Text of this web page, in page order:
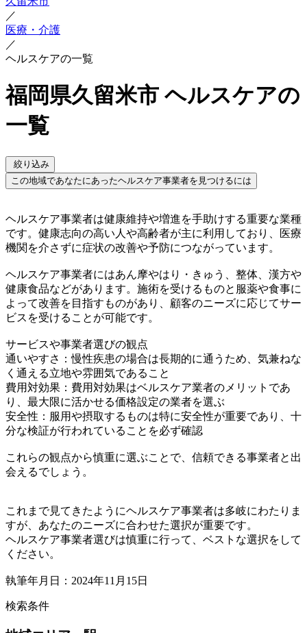
／
医療・介護
／
ヘルスケアの一覧
福岡県久留米市 ヘルスケアの
一覧
絞り込み
この地域であなたにあったヘルスケア事業者を見つけるには
ヘルスケア事業者は健康維持や増進を手助けする重要な業種
です。健康志向の高い人や高齢者が主に利用しており、医療
機関を介さずに症状の改善や予防につながっています。
ヘルスケア事業者にはあん摩やはり・きゅう、整体、漢方や
健康食品などがあります。施術を受けるものと服薬や食事に
よって改善を目指すものがあり、顧客のニーズに応じてサー
ビスを受けることが可能です。
サービスや事業者選びの観点
通いやすさ：慢性疾患の場合は長期的に通うため、気兼ねな
く通える立地や雰囲気であること
費用対効果：費用対効果はベルスケア業者のメリットであ
り、最大限に活かせる価格設定の業者を選ぶ
安全性：服用や摂取するものは特に安全性が重要であり、十
分な検証が行われていることを必ず確認
これらの観点から慎重に選ぶことで、信頼できる事業者と出
会えるでしょう。
これまで見てきたようにヘルスケア事業者は多岐にわたりま
すが、あなたのニーズに合わせた選択が重要です。
ヘルスケア事業者選びは慎重に行って、ベストな選択をして
ください。
執筆年月日：2024年11月15日
検索条件